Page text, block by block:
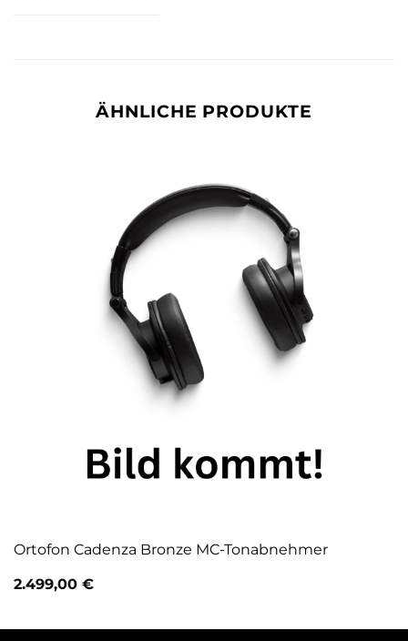
ÄHNLICHE PRODUKTE
Ortofon Cadenza Bronze MC-Tonabnehmer
2.499,00 €